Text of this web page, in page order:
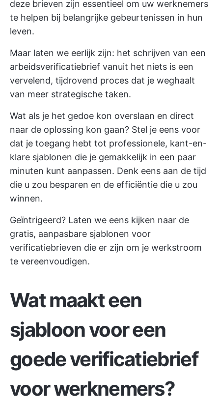
deze brieven zijn essentieel om uw werknemers
te helpen bij belangrijke gebeurtenissen in hun
leven.
Maar laten we eerlijk zijn: het schrijven van een
arbeidsverificatiebrief vanuit het niets is een
vervelend, tijdrovend proces dat je weghaalt
van meer strategische taken.
Wat als je het gedoe kon overslaan en direct
naar de oplossing kon gaan? Stel je eens voor
dat je toegang hebt tot professionele, kant-en-
klare sjablonen die je gemakkelijk in een paar
minuten kunt aanpassen. Denk eens aan de tijd
die u zou besparen en de efficiëntie die u zou
winnen.
Geïntrigeerd? Laten we eens kijken naar de
gratis, aanpasbare sjablonen voor
verificatiebrieven die er zijn om je werkstroom
te vereenvoudigen.
Wat maakt een
sjabloon voor een
goede verificatiebrief
voor werknemers?